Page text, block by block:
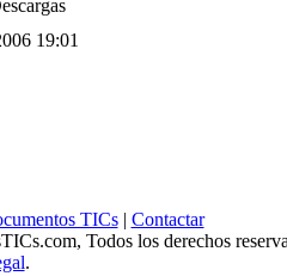
19:01
TICs| Contactar
Todos los derechos
.